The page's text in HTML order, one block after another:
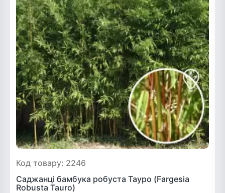
Код товару: 2246
Саджанці бамбука робуста Тауро (Fargesia
Robusta Tauro)